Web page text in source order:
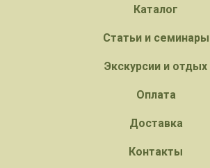
Каталог
Статьи и семинары
Экскурсии и отдых
Оплата
Доставка
Контакты